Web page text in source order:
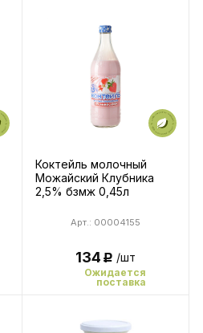
Коктейль молочный
Можайский Клубника
2,5% бзмж 0,45л
Арт.: 00004155
134Р /шт
Ожидается
поставка